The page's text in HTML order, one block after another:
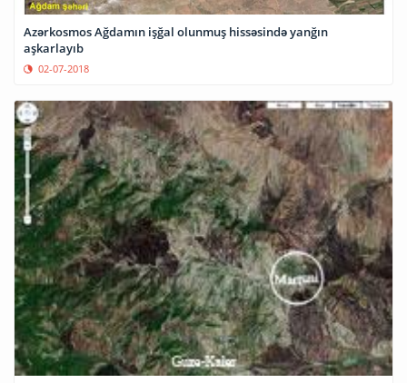
Azərkosmos Ağdamın işğal olunmuş hissəsində yanğın
aşkarlayıb
02-07-2018